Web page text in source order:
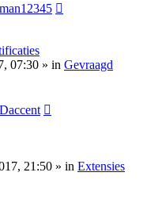
07:30 » in Gevraagd
21:50 » in Extensies